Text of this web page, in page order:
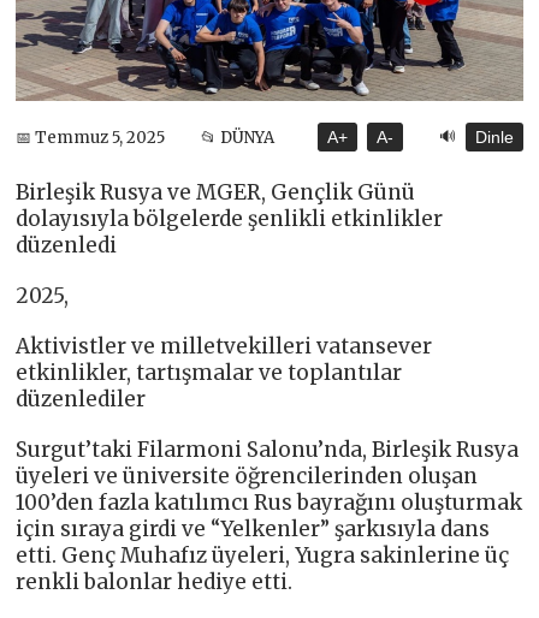
📅 Temmuz 5, 2025 📂 DÜNYA A+ A- 🔊 Dinle
Birleşik Rusya ve MGER, Gençlik Günü
dolayısıyla bölgelerde şenlikli etkinlikler
düzenledi
2025,
Aktivistler ve milletvekilleri vatansever
etkinlikler, tartışmalar ve toplantılar
düzenlediler
Surgut’taki Filarmoni Salonu’nda, Birleşik Rusya
üyeleri ve üniversite öğrencilerinden oluşan
100’den fazla katılımcı Rus bayrağını oluşturmak
için sıraya girdi ve “Yelkenler” şarkısıyla dans
etti. Genç Muhafız üyeleri, Yugra sakinlerine üç
renkli balonlar hediye etti.